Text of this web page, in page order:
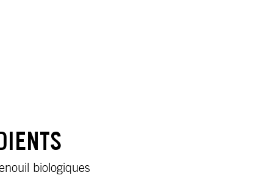
biologiques